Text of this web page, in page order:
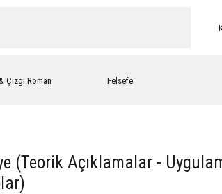
Çizgi Roman Felsefe
(Teorik Açıklamalar -